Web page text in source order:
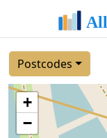
Postcodes
+
−